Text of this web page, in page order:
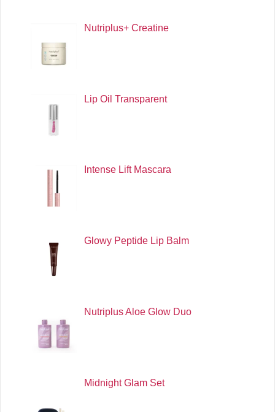
Nutriplus+ Creatine
Lip Oil Transparent
Intense Lift Mascara
Glowy Peptide Lip Balm
Nutriplus Aloe Glow Duo
Midnight Glam Set